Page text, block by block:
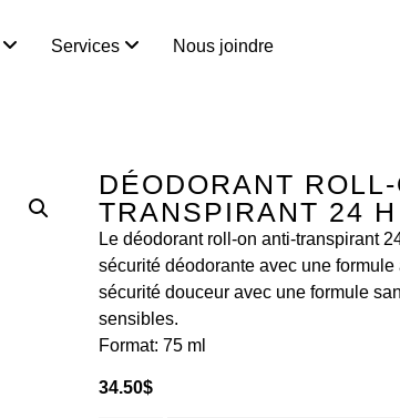
Services Nous joindre
DÉODORANT
TRANSPIRANT 24
Le déodorant roll-on anti-transpirant
sécurité déodorante avec une
sécurité douceur avec une formule
sensibles.
Format: 75 ml
34.50$